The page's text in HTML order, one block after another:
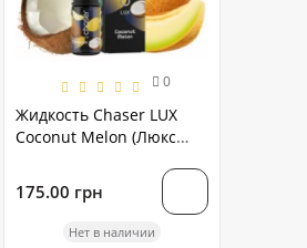
0
Жидкость Chaser LUX
Coconut Melon (Люкс
175.00 грн
Нет в наличии